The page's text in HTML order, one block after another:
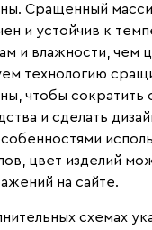
Сращенный
и устойчив к
и влажности, чем
технологию
чтобы сократить
и сделать
цвет изделий
на сайте.
схемах